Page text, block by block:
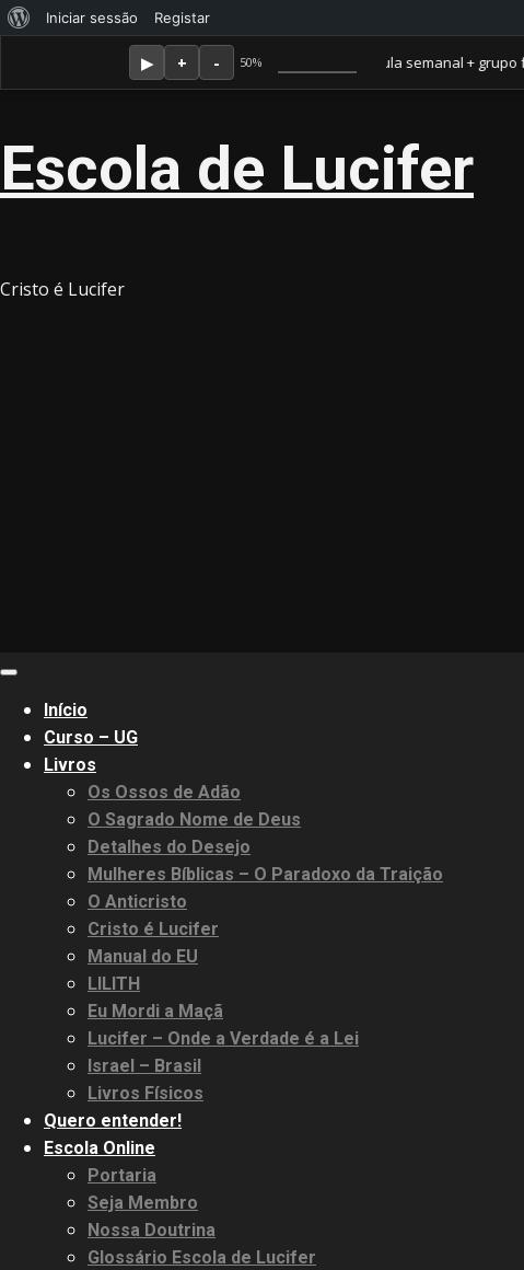
50%
Membro Amor ganha jornal mensal + aula semanal + grupo
Sobre
WordPress
Iniciar sessão Registar
Escola de Lucifer
Cristo é Lucifer
Primary
MenuInício
Curso – UG
Livros
Os Ossos de Adão
O Sagrado Nome de Deus
Detalhes do Desejo
Mulheres Bíblicas – O Paradoxo da Traição
O Anticristo
Cristo é Lucifer
Manual do EU
LILITH
Eu Mordi a Maçã
Lucifer – Onde a Verdade é a Lei
Israel – Brasil
Livros Físicos
Quero entender!
Escola Online
Portaria
Seja Membro
Nossa Doutrina
Glossário Escola de Lucifer